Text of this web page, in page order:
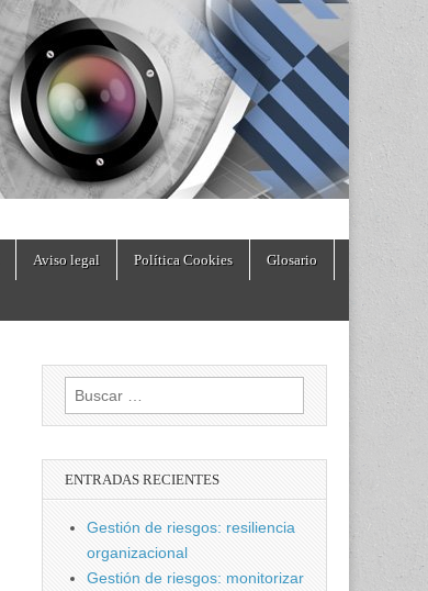
Aviso legal Política Cookies Glosario
Buscar:
ENTRADAS RECIENTES
Gestión de riesgos: resiliencia
organizacional
Gestión de riesgos: monitorizar